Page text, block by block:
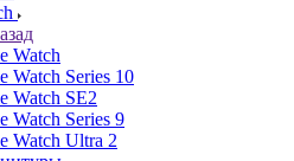
Watch
Watch Series 10
Watch SE2
Watch Series 9
Watch Ultra 2